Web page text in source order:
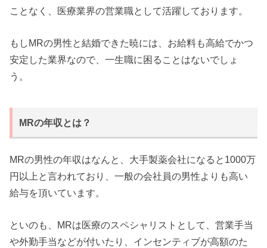
ことなく、医療業界の営業職として活躍しております。
もしMRの男性と結婚できた暁には、お給料も高給でかつ
安定した業界なので、一生職に困ることはないでしょ
う。
MRの年収とは？
MRの男性の年収はなんと、大手製薬会社になると1000万
円以上と言われており、一般の会社員の男性よりも高い
給与を頂いています。
といのも、MRは医療のスペシャリストとして、営業手当
や外勤手当などが付いたり、インセンティブが高額のた